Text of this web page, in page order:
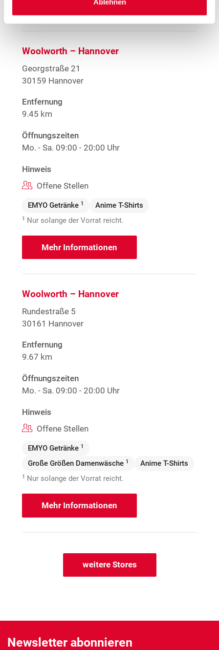
Mehr Informationen
Woolworth – Hannover
Georgstraße 21
30159 Hannover
Entfernung
9.45 km
Öffnungszeiten
Mo. - Sa. 09:00 - 20:00 Uhr
Hinweis
Offene Stellen
EMYO Getränke 1 Anime T-Shirts
1 Nur solange der Vorrat reicht.
Mehr Informationen
Woolworth – Hannover
Rundestraße 5
30161 Hannover
Entfernung
9.67 km
Öffnungszeiten
Mo. - Sa. 09:00 - 20:00 Uhr
Hinweis
Offene Stellen
EMYO Getränke 1
Große Größen Damenwäsche 1 Anime T-Shirts
1 Nur solange der Vorrat reicht.
Mehr Informationen
weitere Stores
Newsletter abonnieren